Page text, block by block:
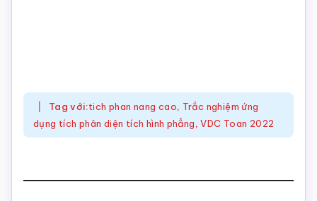
Tag với:tich phan nang cao, Trắc nghiệm ứng
dụng tích phân diện tích hình phẳng,VDC Toan 2022